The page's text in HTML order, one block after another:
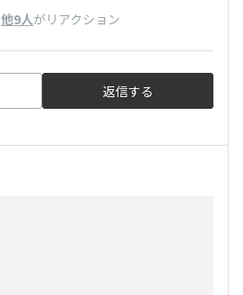
他9人がリアクション
返信する